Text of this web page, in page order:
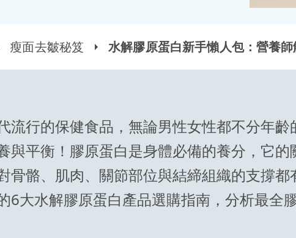
瘦面去皺秘笈 水解膠原蛋白新手懶人包：營養
流行的保健食品，無論男性女性都不分年
與平衡！膠原蛋白是身體必備的養分，它
骨骼、肌肉、關節部位與結締組織的支撐
6大水解膠原蛋白產品選購指南，分析最全